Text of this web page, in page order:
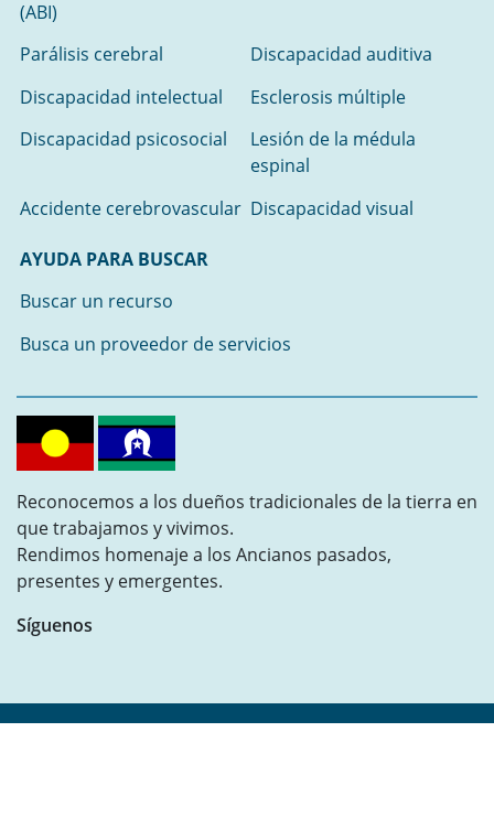
(ABI)
Parálisis cerebral
Discapacidad auditiva
Discapacidad intelectual
Esclerosis múltiple
Discapacidad psicosocial
Lesión de la médula
espinal
Accidente cerebrovascular Discapacidad visual
AYUDA PARA BUSCAR
Buscar un recurso
Busca un proveedor de servicios
Reconocemos a los dueños tradicionales de la tierra en
que trabajamos y vivimos.
Rendimos homenaje a los Ancianos pasados,
presentes y emergentes.
Síguenos